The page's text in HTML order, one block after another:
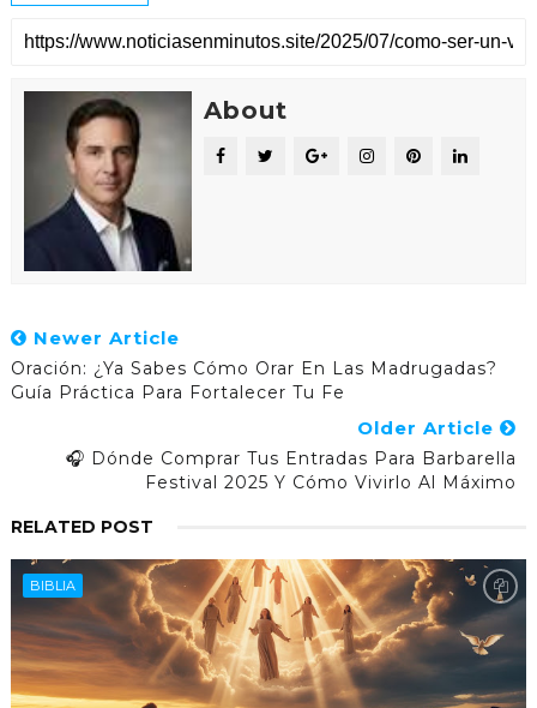
About
Newer Article
Oración: ¿Ya Sabes Cómo Orar En Las Madrugadas?
Guía Práctica Para Fortalecer Tu Fe
Older Article
🎧 Dónde Comprar Tus Entradas Para Barbarella
Festival 2025 Y Cómo Vivirlo Al Máximo
RELATED POST
BIBLIA